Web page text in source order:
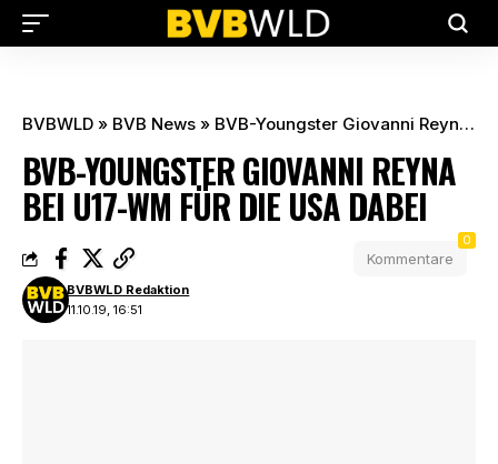
BVBWLD » BVB News » BVB-Youngster Giovanni Reyna bei U17-WM für die USA dabei
BVB-YOUNGSTER GIOVANNI REYNA
BEI U17-WM FÜR DIE USA DABEI
11.10.19, 16:51
BVBWLD Redaktion
Kommentare
0